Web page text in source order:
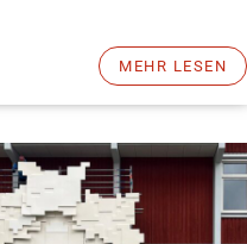
MEHR LESEN